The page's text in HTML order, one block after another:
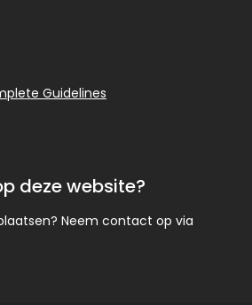
Guidelines
deze website?
Neem contact op via